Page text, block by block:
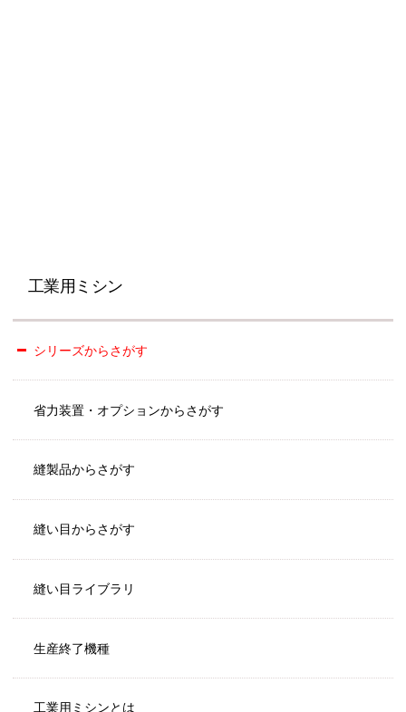
工業用ミシン
シリーズからさがす
省力装置・オプションからさがす
縫製品からさがす
縫い目からさがす
縫い目ライブラリ
生産終了機種
工業用ミシンとは